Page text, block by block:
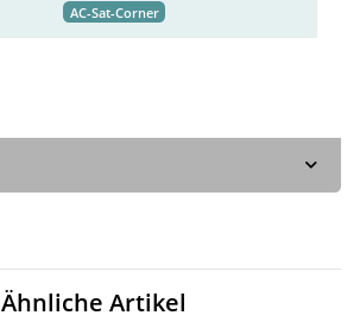
AC-Sat-Corner
Ähnliche Artikel